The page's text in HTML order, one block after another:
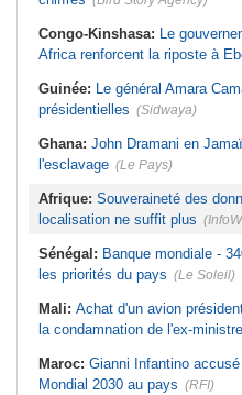
Congo-Kinshasa: Le
Africa renforcent la riposte à
Guinée: Le général Amara
présidentielles (Sidwaya)
Ghana: John Dramani en
l'esclavage (Le Pays)
Afrique: Souveraineté des
localisation ne suffit plus
Sénégal: Banque mondiale -
les priorités du pays (Le Soleil)
Mali: Achat d'un avion
la condamnation de l'ex-
Maroc: Gianni Infantino
Mondial 2030 au pays (RFI)